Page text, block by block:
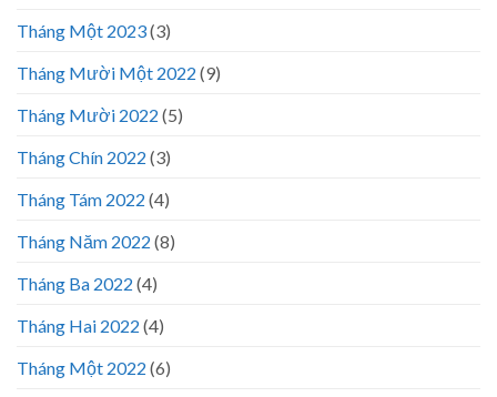
Tháng Một 2023(3)
Tháng Mười Một 2022 (9)
Tháng Mười 2022 (5)
Tháng Chín 2022 (3)
Tháng Tám 2022 (4)
Tháng Năm 2022 (8)
Tháng Ba 2022 (4)
Tháng Hai 2022 (4)
Tháng Một 2022 (6)